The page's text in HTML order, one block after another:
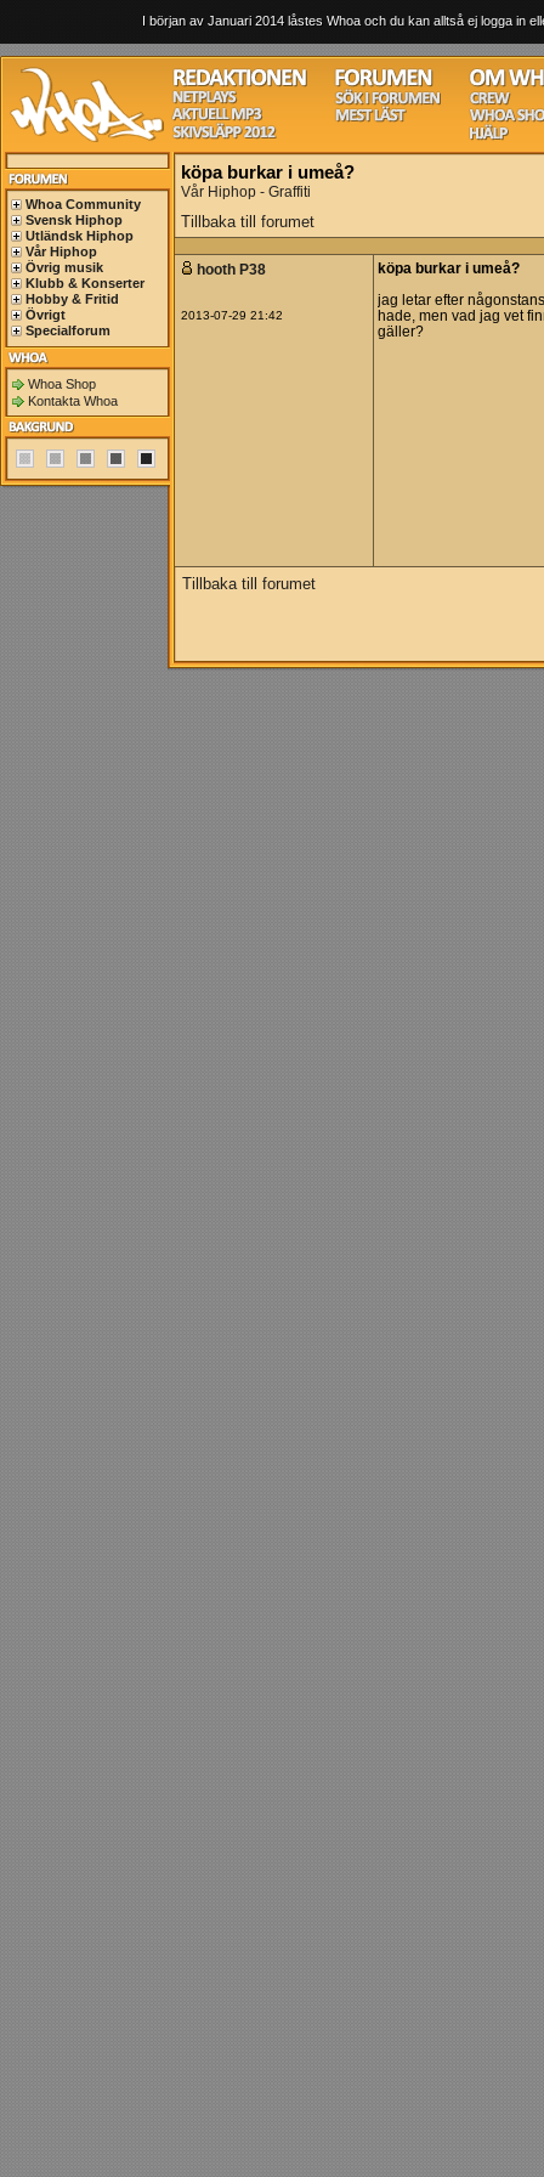
I början av Januari 2014 låstes Whoa och du kan alltså ej logga in
Whoa Community
Svensk Hiphop
Utländsk Hiphop
Vår Hiphop
Övrig musik
Klubb & Konserter
Hobby & Fritid
Övrigt
Specialforum
Whoa Shop
Kontakta Whoa
köpa burkar i umeå?
Vår Hiphop - Graffiti
Tillbaka till forumet
hooth P38
2013-07-29 21:42
köpa burkar i umeå?
jag letar efter
hade, men vad jag vet
gäller?
Tillbaka till forumet